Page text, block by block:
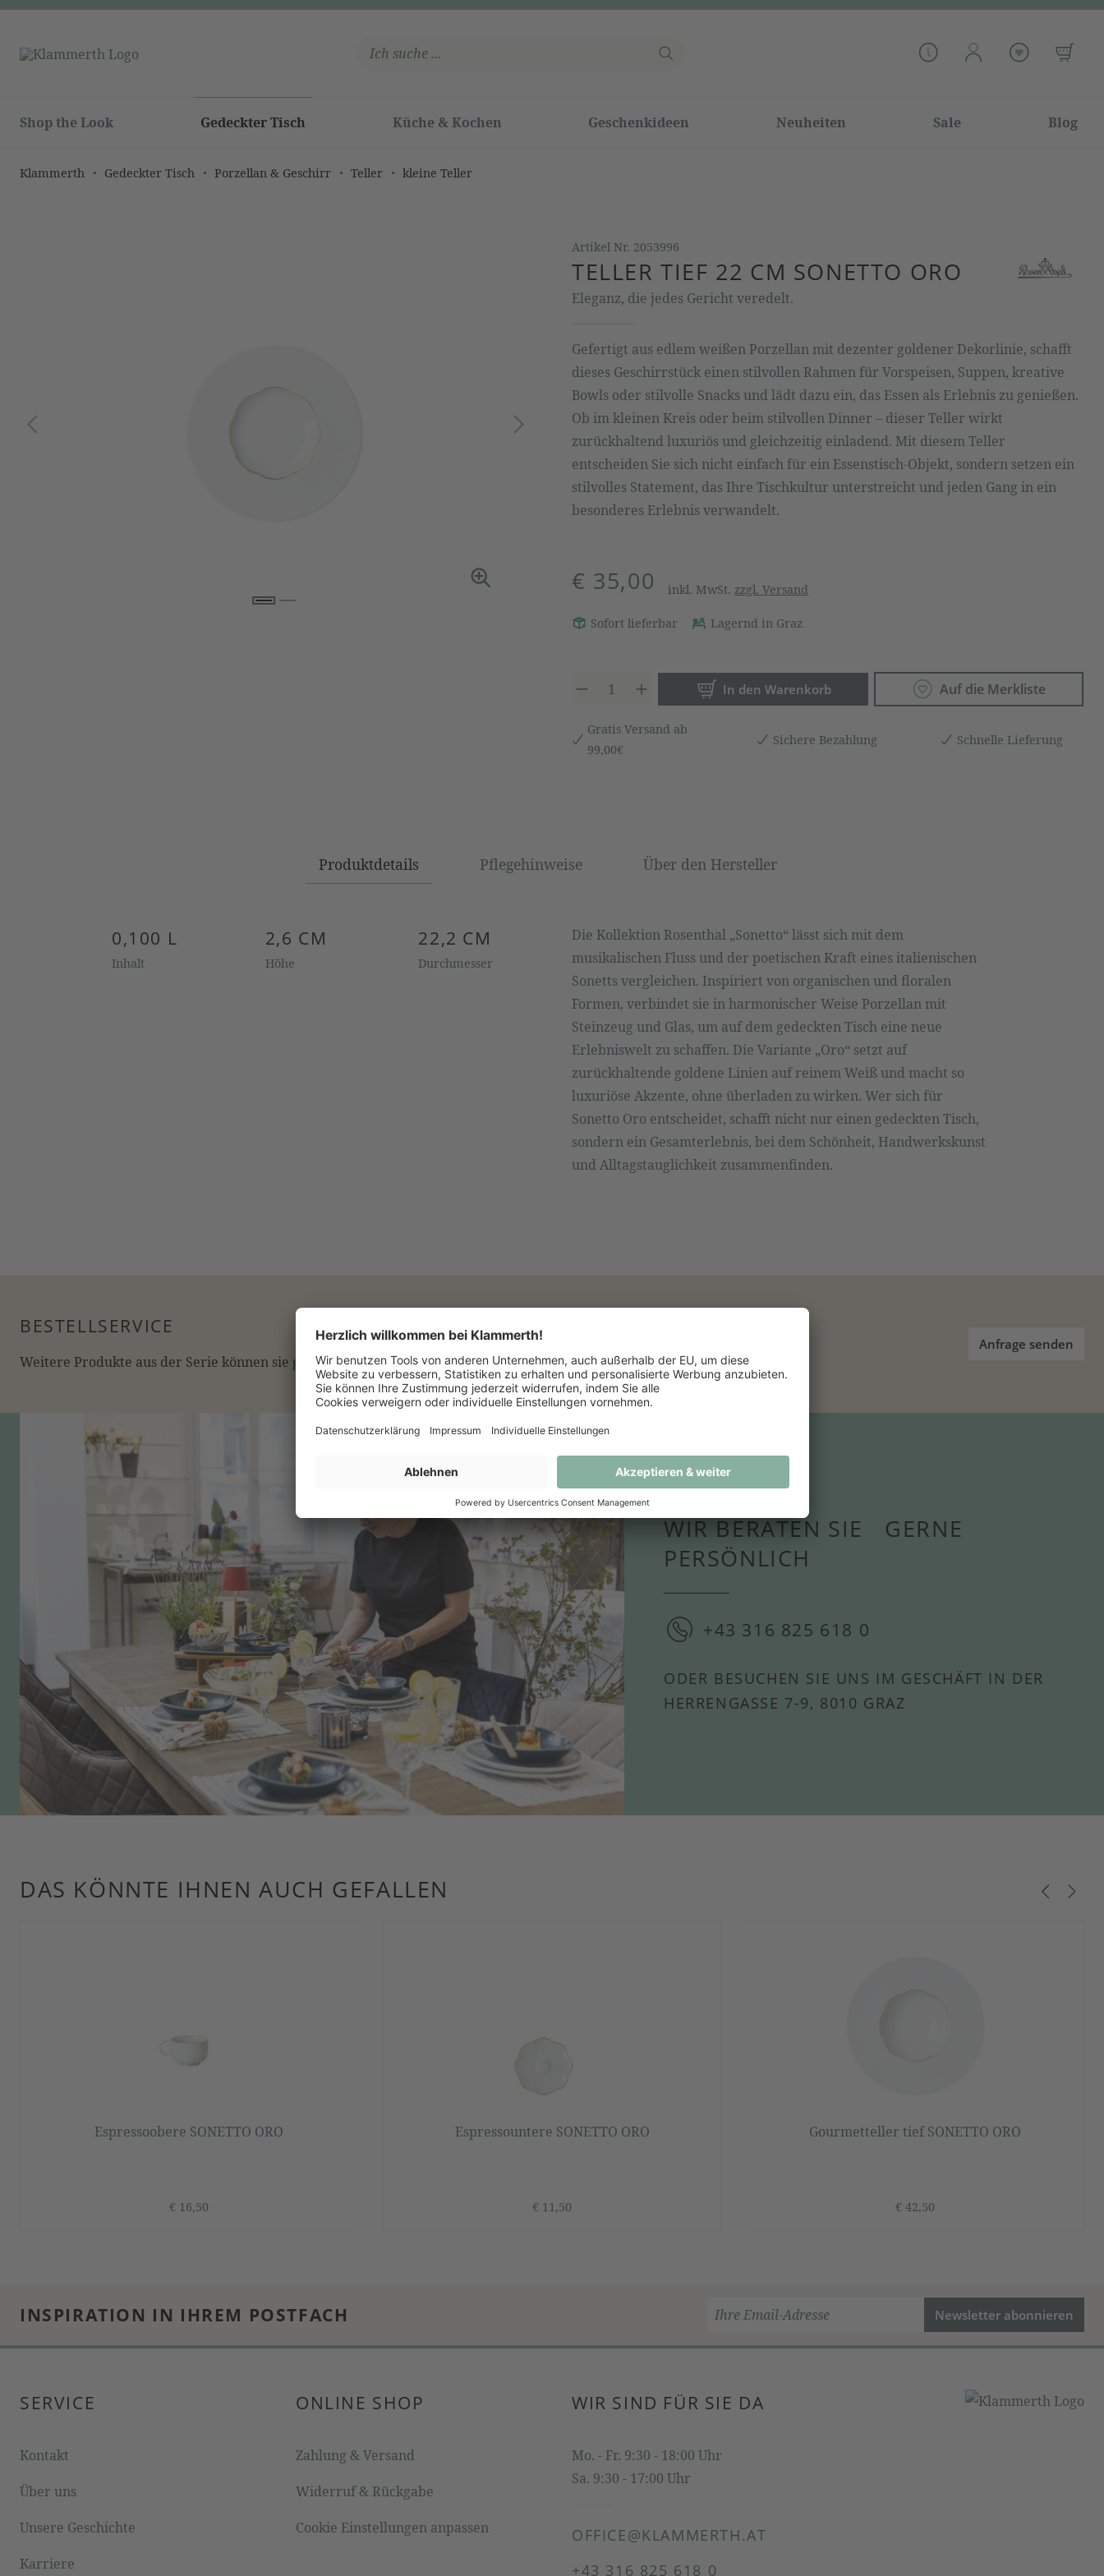
Shop the Look Gedeckter Tisch Küche & Kochen Geschenkideen Neuheiten Sale Blog
Klammerth Gedeckter Tisch Porzellan & Geschirr Teller kleine Teller
Artikel Nr. 2053996
TELLER TIEF 22 CM SONETTO ORO
Eleganz, die jedes Gericht veredelt.
Gefertigt aus edlem weißen Porzellan mit dezenter goldener Dekorlinie, schafft
dieses Geschirrstück einen stilvollen Rahmen für Vorspeisen, Suppen, kreative
Bowls oder stilvolle Snacks und lädt dazu ein, das Essen als Erlebnis zu genießen.
Ob im kleinen Kreis oder beim stilvollen Dinner – dieser Teller wirkt
zurückhaltend luxuriös und gleichzeitig einladend. Mit diesem Teller
entscheiden Sie sich nicht einfach für ein Essenstisch-Objekt, sondern setzen ein
stilvolles Statement, das Ihre Tischkultur unterstreicht und jeden Gang in ein
besonderes Erlebnis verwandelt.
€ 35,00 inkl. MwSt. zzgl. Versand
Sofort lieferbar Lagernd in Graz
Produkt Anzahl: Gib den gewünschten Wert
In den Warenkorb Auf die Merkliste
Gratis Versand ab
99,00€
Sichere Bezahlung Schnelle Lieferung
Produktdetails Pflegehinweise Über den Hersteller
0,100 L
Inhalt
2,6 CM
Höhe
22,2 CM
Durchmesser
Die Kollektion Rosenthal „Sonetto“ lässt sich mit dem
musikalischen Fluss und der poetischen Kraft eines italienischen
Sonetts vergleichen. Inspiriert von organischen und floralen
Formen, verbindet sie in harmonischer Weise Porzellan mit
Steinzeug und Glas, um auf dem gedeckten Tisch eine neue
Erlebniswelt zu schaffen. Die Variante „Oro“ setzt auf
zurückhaltende goldene Linien auf reinem Weiß und macht so
luxuriöse Akzente, ohne überladen zu wirken. Wer sich für
Sonetto Oro entscheidet, schafft nicht nur einen gedeckten Tisch,
sondern ein Gesamterlebnis, bei dem Schönheit, Handwerkskunst
und Alltagstauglichkeit zusammenfinden.
BESTELLSERVICE
Weitere Produkte aus der Serie können sie gerne online anfragen oder direkt bei uns im Geschäft bestellen.
Anfrage senden
WIR BERATEN SIE GERNE
PERSÖNLICH
+43 316 825 618 0
ODER BESUCHEN SIE UNS IM GESCHÄFT IN DER
HERRENGASSE 7-9, 8010 GRAZ
DAS KÖNNTE IHNEN AUCH GEFALLEN
Espressoobere SONETTO ORO
€ 16,50
Espressountere SONETTO ORO
€ 11,50
Gourmetteller tief SONETTO ORO
€ 42,50
INSPIRATION IN IHREM POSTFACH Newsletter abonnieren
SERVICE
Kontakt
Über uns
Unsere Geschichte
Karriere
ONLINE SHOP
Zahlung & Versand
Widerruf & Rückgabe
Cookie Einstellungen anpassen
WIR SIND FÜR SIE DA
Mo. - Fr. 9:30 - 18:00 Uhr
Sa. 9:30 - 17:00 Uhr
OFFICE@KLAMMERTH.AT
+43 316 825 618 0